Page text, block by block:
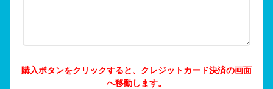
購入ボタンをクリックすると、クレジットカード決済の画面
へ移動します。